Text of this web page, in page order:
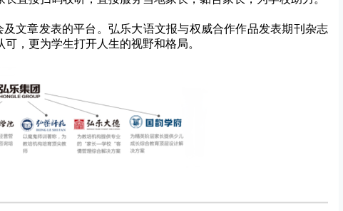
文章发表的平台。弘乐大语文报与权威合作作品发表期刊杂志
，更为学生打开人生的视野和格局。